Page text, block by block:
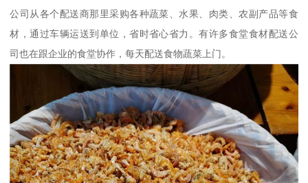
公司从各个配送商那里采购各种蔬菜、水果、肉类、农副产品等食
材，通过车辆运送到单位，省时省心省力。有许多食堂食材配送公
司也在跟企业的食堂协作，每天配送食物蔬菜上门。